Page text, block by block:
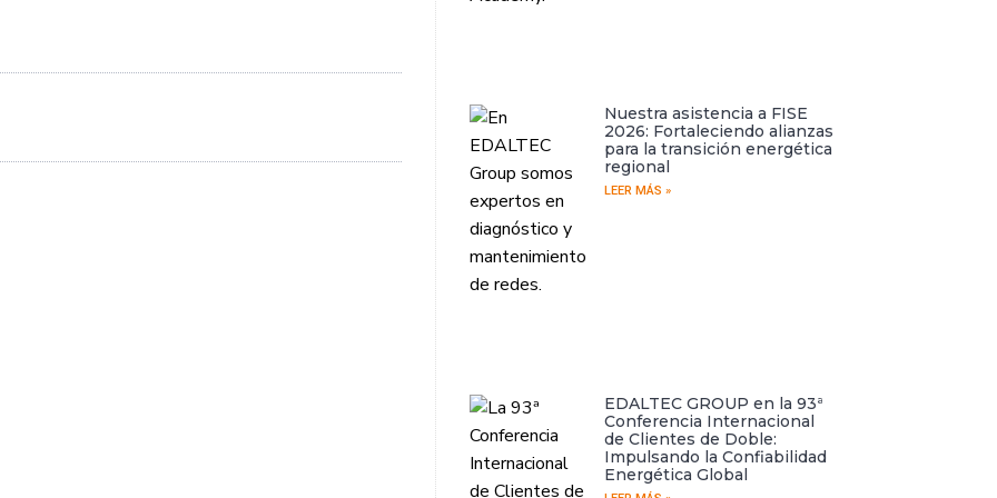
Nuestra asistencia a FISE
2026: Fortaleciendo alianzas
para la transición energética
regional
LEER MÁS »
EDALTEC GROUP en la 93ª
Conferencia Internacional
de Clientes de Doble:
Impulsando la Confiabilidad
Energética Global